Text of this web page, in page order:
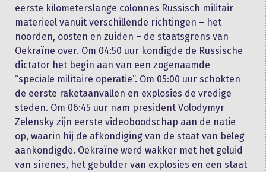
eerste kilometerslange colonnes Russisch militair
materieel vanuit verschillende richtingen – het
noorden, oosten en zuiden – de staatsgrens van
Oekraïne over. Om 04:50 uur kondigde de Russische
dictator het begin aan van een zogenaamde
“speciale militaire operatie”. Om 05:00 uur schokten
de eerste raketaanvallen en explosies de vredige
steden. Om 06:45 uur nam president Volodymyr
Zelensky zijn eerste videoboodschap aan de natie
op, waarin hij de afkondiging van de staat van beleg
aankondigde. Oekraïne werd wakker met het geluid
van sirenes, het gebulder van explosies en een staat